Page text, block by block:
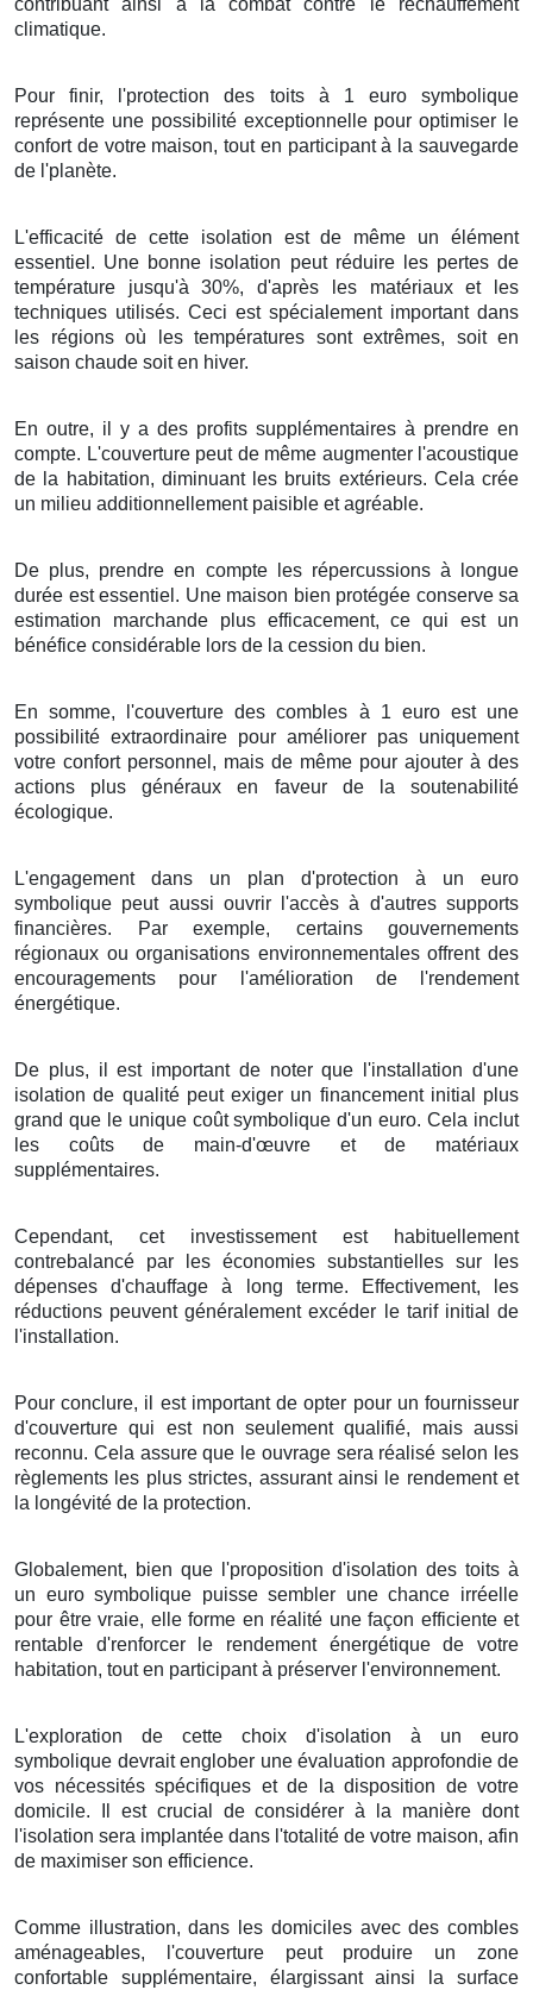
climatique.
Pour finir, l'protection des toitsà 1
euro symbolique
représente une possibilité exceptionnellepouroptimiser le
confortde votre maison, tout en participantà lasauvegarde
de l'planète.
L'efficacité de cette isolation estde même un élément
essentiel . Une bonne isolation peut réduireles pertesde
température jusqu'à30%,d'après les matériauxet les
techniques utilisés. Ceci est spécialement importantdans
les régionsoù les températures sont extrêmes, soit en
saison chaude soit en hiver.
En outre, il y a des profits supplémentaires à prendre en
compte. L'couverturepeut de même augmenterl'acoustique
de la habitation, diminuantles bruits extérieurs. Cela crée
un milieu additionnellement paisible etagréable.
De plus, prendre en compteles répercussionsà
longue
durée estessentiel . Une maison bien protégée conservesa
estimation
marchandeplus efficacement, ce qui est un
bénéfice considérable lors de la cession du bien.
Ensomme, l'couverture descombles à 1 euroest une
possibilité extraordinaire pour améliorer pas uniquement
votre confort personnel , mais de même pour ajouter à des
actions plusgénéraux en faveur de lasoutenabilité
écologique.
L'engagementdans un plan d'protection à un
euro
symbolique peut aussi ouvrirl'accès à d'autressupports
financières. Par exemple, certains gouvernements
régionaux ouorganisations environnementalesoffrent des
encouragements pour l'amélioration de l'rendement
énergétique.
De plus, il est importantde noterque l'installation d'une
isolation de qualitépeut exiger un financementinitial plus
grand que le uniquecoût symbolique d'uneuro. Cela inclut
les coûtsde main-d'œuvre et de matériaux
supplémentaires.
Cependant, cet investissementest
habituellement
contrebalancé par les économies substantielles sur les
dépenses d'chauffage à long terme. Effectivement, les
réductions peuventgénéralement excéder le tarifinitial de
l'installation.
Pour conclure, il est importantdeopter pourunfournisseur
d'couverture qui est non seulementqualifié, maisaussi
reconnu. Cela assureque le ouvragesera réalisé selon les
règlements les plusstrictes, assurantainsi le rendementet
la longévité de la protection.
Globalement, bien que l'proposition d'isolation des toits à
un euro symbolique puissesembler unechance irréelle
pour être vraie, elle forme en réalité une façon efficienteet
rentable d'renforcer le rendement énergétiquede votre
habitation, tout en participantà préserver l'environnement.
L'exploration de cette choix d'isolation à un
euro
symbolique devraitenglober une évaluation approfondie de
vos nécessitésspécifiques et de la disposition de votre
domicile. Il est crucial deconsidérer à la manière dont
l'isolation sera implantée dans l'totalité de votre maison, afin
de maximiser son efficience.
Comme illustration, dans les domicilesavec descombles
aménageables, l'couverturepeut produire unzone
confortable supplémentaire, élargissantainsi lasurface